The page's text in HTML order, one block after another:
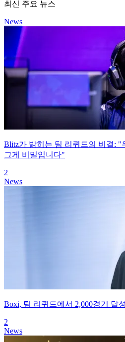
최신 주요 뉴스
News
Blitz가 밝히는 팀 리퀴드의 비결: "
그게 비밀입니다"
2
News
Boxi, 팀 리퀴드에서 2,000경기 달성
2
News